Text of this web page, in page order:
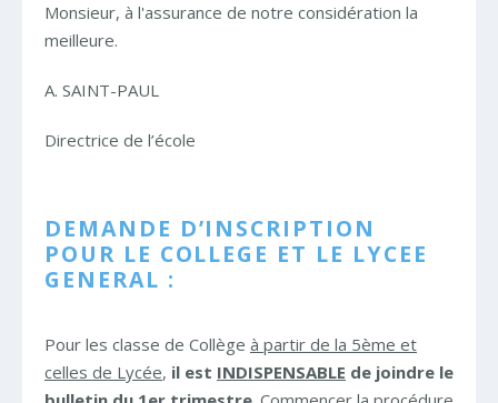
Monsieur, à l'assurance de notre considération la
meilleure.
A. SAINT-PAUL
Directrice de l’école
DEMANDE D’INSCRIPTION
POUR LE COLLEGE ET LE LYCEE
GENERAL :
Pour les classe de Collège à partir de la 5ème et
celles de Lycée, il est INDISPENSABLE de joindre le